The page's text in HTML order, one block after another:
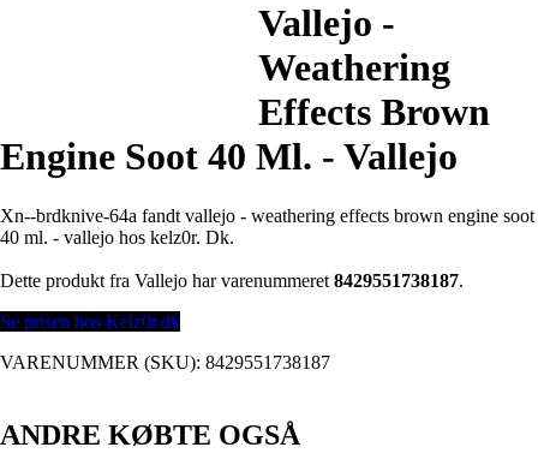
Vallejo -
Weathering
Effects Brown
Engine Soot 40 Ml. - Vallejo
Xn--brdknive-64a fandt vallejo - weathering effects brown engine soot
40 ml. - vallejo hos kelz0r. Dk.
Dette produkt fra Vallejo har varenummeret 8429551738187.
Se prisen hos Kelz0r.dk
VARENUMMER (SKU): 8429551738187
ANDRE KØBTE OGSÅ